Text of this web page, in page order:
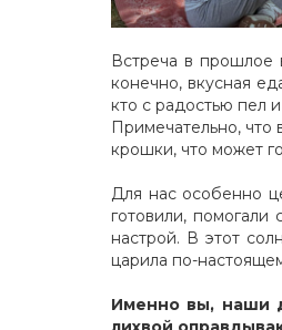
Встреча в прошлое
конечно, вкусная
кто с радостью пел
Примечательно,
крошки, что может
Для нас особенно
готовили,
настрой. В этот
царила по-
Именно вы, наши